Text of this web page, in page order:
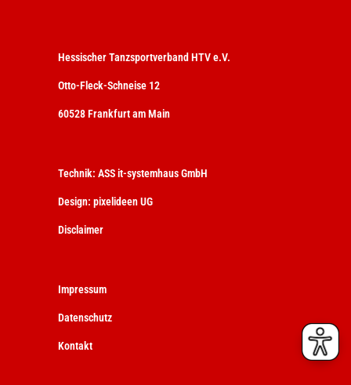
Hessischer Tanzsportverband HTV e.V.
Otto-Fleck-Schneise 12
60528 Frankfurt am Main
Technik: ASS it-systemhaus GmbH
Design: pixelideen UG
Disclaimer
Impressum
Datenschutz
Kontakt